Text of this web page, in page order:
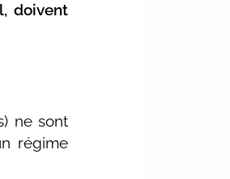
doivent
ne sont
régime